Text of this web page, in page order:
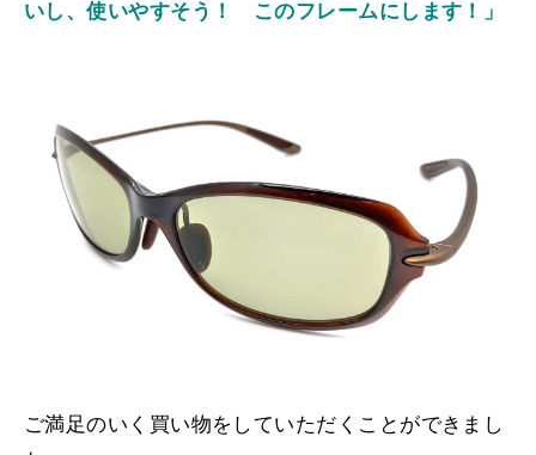
いし、使いやすそう！ このフレームにします！」
ご満足のいく買い物をしていただくことができまし